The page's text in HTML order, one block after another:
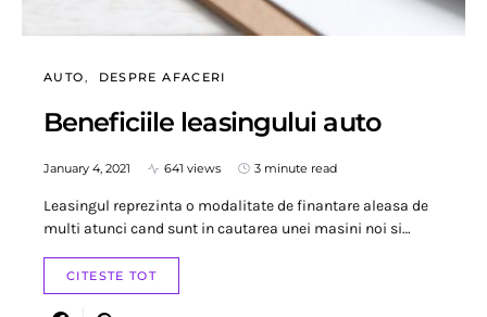
AUTO DESPRE AFACERI
Beneficiile leasingului auto
January 4, 2021 641 views 3 minute read
Leasingul reprezinta o modalitate de finantare aleasa de
multi atunci cand sunt in cautarea unei masini noi si…
CITESTE TOT